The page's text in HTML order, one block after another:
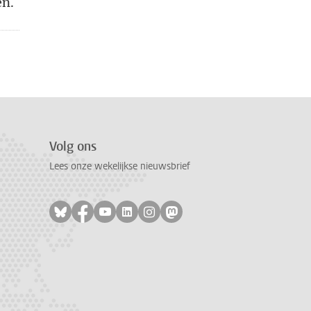
Volg ons
Lees onze wekelijkse nieuwsbrief
Volg ons op bluesky
Volg ons op facebook
Volg ons op youtube
Volg ons op linkedin
Volg ons op instagram
Volg ons op mastodon